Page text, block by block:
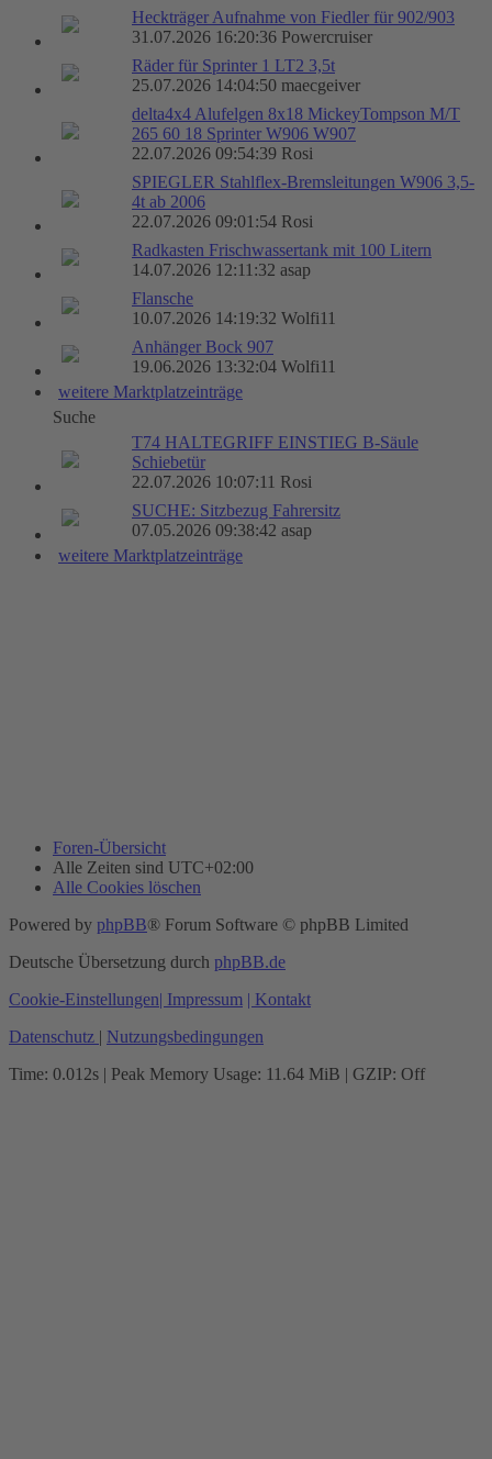
Heckträger Aufnahme von Fiedler für 902/903
31.07.2026 16:20:36 Powercruiser
Räder für Sprinter 1 LT2 3,5t
25.07.2026 14:04:50 maecgeiver
delta4x4 Alufelgen 8x18 MickeyTompson M/T
265 60 18 Sprinter W906 W907
22.07.2026 09:54:39 Rosi
SPIEGLER Stahlflex-Bremsleitungen W906 3,5-
4t ab 2006
22.07.2026 09:01:54 Rosi
Radkasten Frischwassertank mit 100 Litern
14.07.2026 12:11:32 asap
Flansche
10.07.2026 14:19:32 Wolfi11
Anhänger Bock 907
19.06.2026 13:32:04 Wolfi11
weitere Marktplatzeinträge
Suche
T74 HALTEGRIFF EINSTIEG B-Säule
Schiebetür
22.07.2026 10:07:11 Rosi
SUCHE: Sitzbezug Fahrersitz
07.05.2026 09:38:42 asap
weitere Marktplatzeinträge
Foren-Übersicht
Alle Zeiten sind UTC+02:00
Alle Cookies löschen
Powered by phpBB® Forum Software © phpBB Limited
Deutsche Übersetzung durch phpBB.de
Cookie-Einstellungen| Impressum | Kontakt
Datenschutz | Nutzungsbedingungen
Time: 0.012s | Peak Memory Usage: 11.64 MiB | GZIP: Off